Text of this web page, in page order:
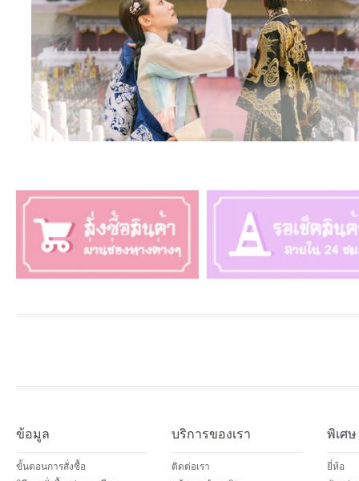
ข้อมูล
ขั้นตอนการสั่งซื้อ
บริการของเรา
ติดต่อเรา
พิเศษ
ยี่ห้อ